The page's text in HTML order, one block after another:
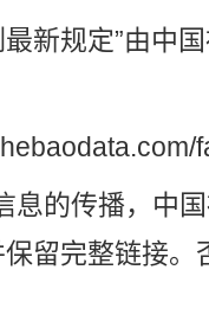
新规定”由中
的传播， 中
留完整链接。